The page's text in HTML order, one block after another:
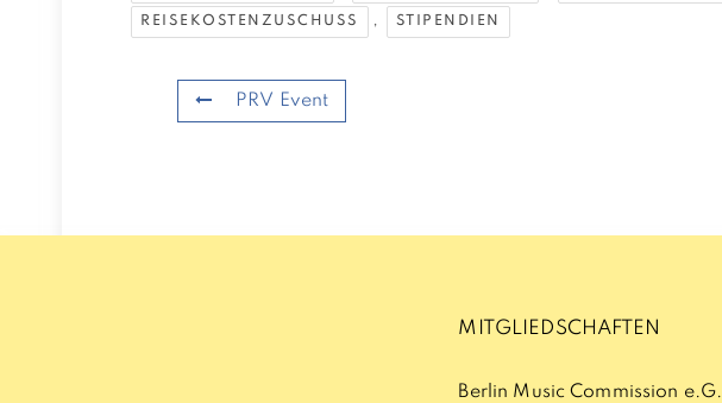
REISEKOSTENZUSCHUSS , STIPENDIEN
PRV Event
MITGLIEDSCHAFTEN
Berlin Music Commission e.G.